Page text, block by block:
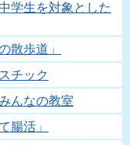
学生を対象とした
散歩道」
チック
んなの教室
腸活」